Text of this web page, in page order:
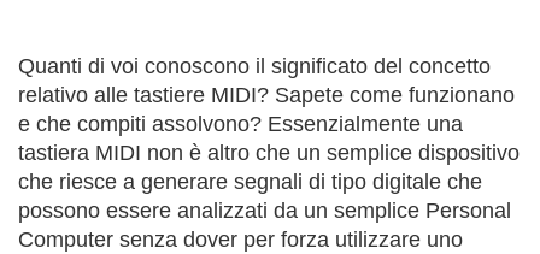
Quanti di voi conoscono il significato del concetto
relativo alle tastiere MIDI? Sapete come funzionano
e che compiti assolvono? Essenzialmente una
tastiera MIDI non è altro che un semplice dispositivo
che riesce a generare segnali di tipo digitale che
possono essere analizzati da un semplice Personal
Computer senza dover per forza utilizzare uno